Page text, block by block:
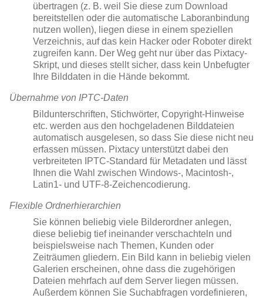
übertragen (z. B. weil Sie diese zum Download
bereitstellen oder die automatische Laboranbindung
nutzen wollen), liegen diese in einem speziellen
Verzeichnis, auf das kein Hacker oder Roboter direkt
zugreifen kann. Der Weg geht nur über das Pixtacy-
Skript, und dieses stellt sicher, dass kein Unbefugter
Ihre Bilddaten in die Hände bekommt.
Übernahme von IPTC-Daten
Bildunterschriften, Stichwörter, Copyright-Hinweise
etc. werden aus den hochgeladenen Bilddateien
automatisch ausgelesen, so dass Sie diese nicht neu
erfassen müssen. Pixtacy unterstützt dabei den
verbreiteten IPTC-Standard für Metadaten und lässt
Ihnen die Wahl zwischen Windows-, Macintosh-,
Latin1- und UTF-8-Zeichencodierung.
Flexible Ordnerhierarchien
Sie können beliebig viele Bilderordner anlegen,
diese beliebig tief ineinander verschachteln und
beispielsweise nach Themen, Kunden oder
Zeiträumen gliedern. Ein Bild kann in beliebig vielen
Galerien erscheinen, ohne dass die zugehörigen
Dateien mehrfach auf dem Server liegen müssen.
Außerdem können Sie Suchabfragen vordefinieren,